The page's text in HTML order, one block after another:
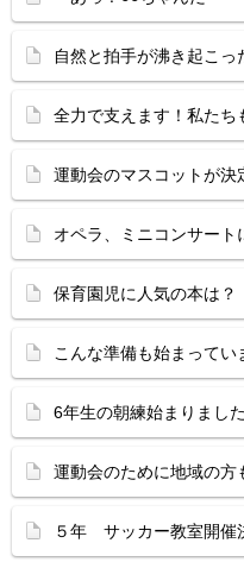
自然と拍手が沸き起こっ
全力で支えます！私たち
運動会のマスコットが決
オペラ、ミニコンサート
保育園児に人気の本は？
こんな準備も始まってい
6年生の朝練始まりました
運動会のために地域の方
５年 サッカー教室開催